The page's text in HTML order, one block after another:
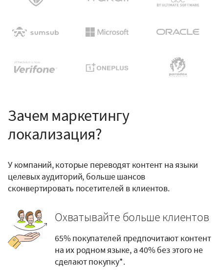
Зачем маркетингу
локализация?
У компаний, которые переводят контент на языки
целевых аудиторий, больше шансов
сконвертировать посетителей в клиентов.
Охватывайте больше клиентов
65% покупателей предпочитают контент
на их родном языке, а 40% без этого не
сделают покупку*.